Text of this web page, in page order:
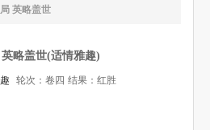
英略盖世
英略盖世(适情雅趣)
轮次：卷四 结果：红胜